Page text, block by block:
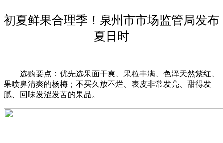
初夏鲜果合理季！泉州市市场监管局发布
夏日时
选购要点：优先选果面干爽、果粒丰满、色泽天然紫红、
果喷鼻清爽的杨梅；不买久放不烂、表皮非常发亮、甜得发
腻、回味发涩发苦的果品。